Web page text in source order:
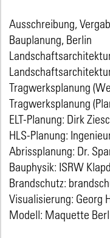
Ausschreibung,
Bauplanung, Berlin
Tragwerksplanung
Tragwerksplanung
ELT-Planung: Dirk
HLS-Planung:
Abrissplanung: Dr.
Bauphysik: ISRW
Brandschutz:
Visualisierung: Georg
Modell: Maquette